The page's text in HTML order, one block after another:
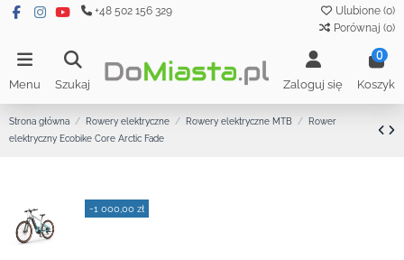
+48 502 156 329 Ulubione (0)
Porównaj (0)
Menu Szukaj Zaloguj się
0
Koszyk
Strona główna Rowery elektryczne Rowery elektryczne MTB
Rower
elektryczny Ecobike Core Arctic Fade
-1 000,00 zł